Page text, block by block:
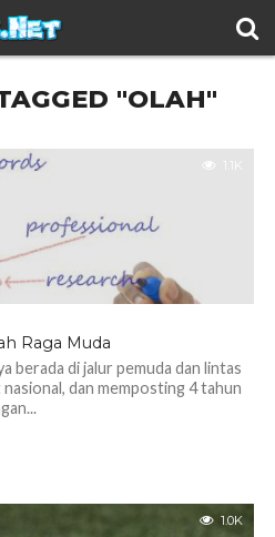
"OLAH"
1.1K
Raga Muda
berada di jalur pemuda dan lintas
dan memposting 4 tahun
1.0K